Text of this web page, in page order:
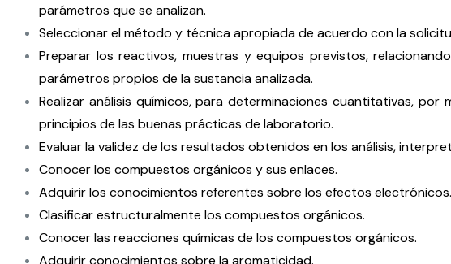
parámetros que se analizan.
Seleccionar el método y técnica apropiada de acuerdo con la
Preparar los reactivos, muestras y equipos previstos,
parámetros propios de la sustancia analizada.
Realizar análisis químicos, para determinaciones cuantitativas,
principios de las buenas prácticas de laboratorio.
Evaluar la validez de los resultados obtenidos en los análisis,
Conocer los compuestos orgánicos y sus enlaces.
Adquirir los conocimientos referentes sobre los efectos electrónicos.
Clasificar estructuralmente los compuestos orgánicos.
Conocer las reacciones químicas de los compuestos orgánicos.
Adquirir conocimientos sobre la aromaticidad.